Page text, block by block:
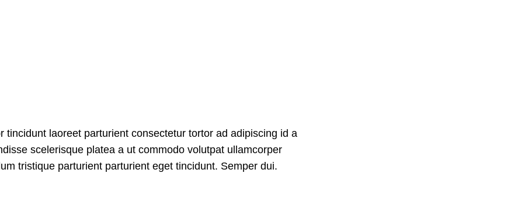
laoreet parturient consectetur tortor ad adipiscing id a
scelerisque platea a ut commodo volutpat ullamcorper
tristique parturient parturient eget tincidunt. Semper dui.